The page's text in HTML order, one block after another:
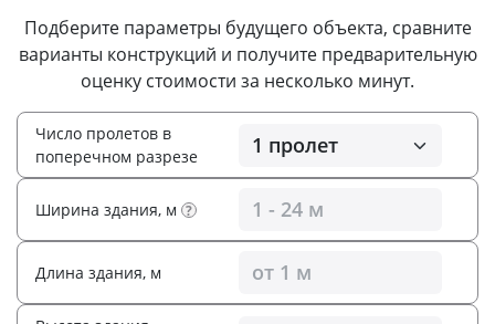
Подберите параметры будущего объекта, сравните
варианты конструкций и получите предварительную
оценку стоимости за несколько минут.
Число пролетов в
поперечном разрезе
Ширина здания, м ?
Длина здания, м